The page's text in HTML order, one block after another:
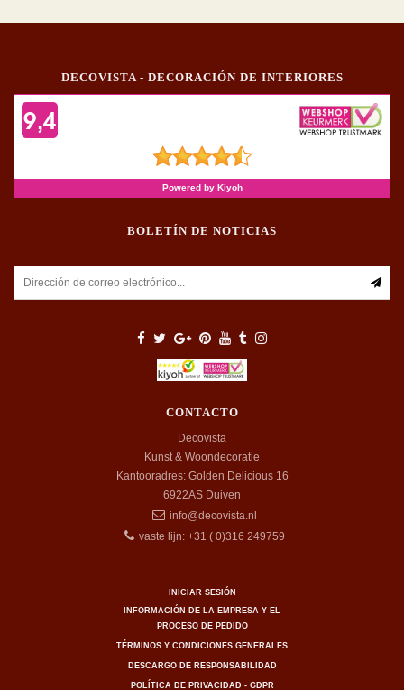
DECOVISTA - DECORACIÓN DE INTERIORES
BOLETÍN DE NOTICIAS
CONTACTO
Decovista
Kunst & Woondecoratie
Kantooradres: Golden Delicious 16
6922AS Duiven
info@decovista.nl
vaste lijn: +31 ( 0)316 249759
INICIAR SESIÓN
INFORMACIÓN DE LA EMPRESA Y EL
PROCESO DE PEDIDO
TÉRMINOS Y CONDICIONES GENERALES
DESCARGO DE RESPONSABILIDAD
POLÍTICA DE PRIVACIDAD - GDPR